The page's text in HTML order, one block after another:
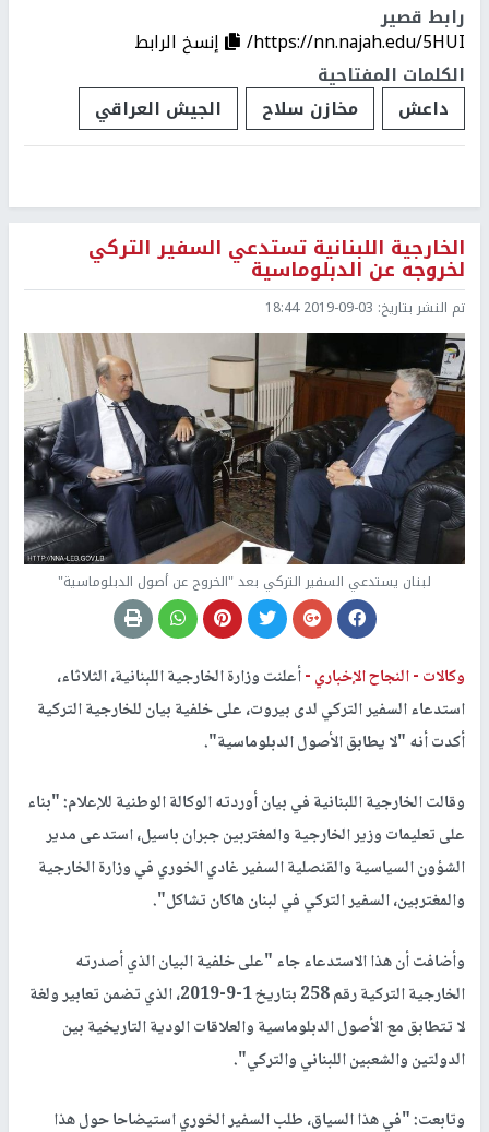
رابط قصير
https://nn.najah.edu/5HUI/
إنسخ الرابط
الكلمات المفتاحية
داعش
مخازن سلاح الجيش العراقي
الخارجية اللبنانية تستدعي السفير التركي
لخروجه عن الدبلوماسية
تم النشر بتاريخ: 2019-09-03 18:44
لبنان يستدعي السفير التركي بعد "الخروج عن أصول الدبلوماسية"
وكالات -النجاح الإخباري -أعلنت وزارة الخارجية اللبنانية، الثلاثاء،
استدعاء السفير التركي لدى بيروت، على خلفية بيان للخارجية التركية
أكدت أنه "لا يطابق الأصول الدبلوماسية".
وقالت الخارجية اللبنانية في بيان أوردته الوكالة الوطنية للإعلام: "بناء
على تعليمات وزير الخارجية والمغتربين جبران باسيل، استدعى مدير
الشؤون السياسية والقنصلية السفير غادي الخوري في وزارة الخارجية
والمغتربين، السفير التركي في لبنان هاكان تشاكل".
وأضافت أن هذا الاستدعاء جاء "على خلفية البيان الذي أصدرته
الخارجية التركية رقم 258 بتاريخ 1-9-2019، الذي تضمن تعابير ولغة
لا تتطابق مع الأصول الدبلوماسية والعلاقات الودية التاريخية بين
الدولتين والشعبين اللبناني والتركي".
وتابعت: "في هذا السياق، طلب السفير الخوري استيضاحا حول هذا